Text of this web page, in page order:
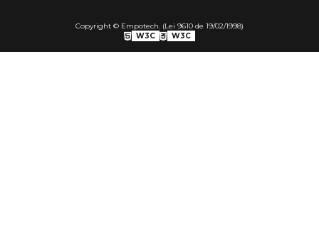
Copyright © Empotech. (Lei 9610 de 19/02/1998)
W3C
W3C